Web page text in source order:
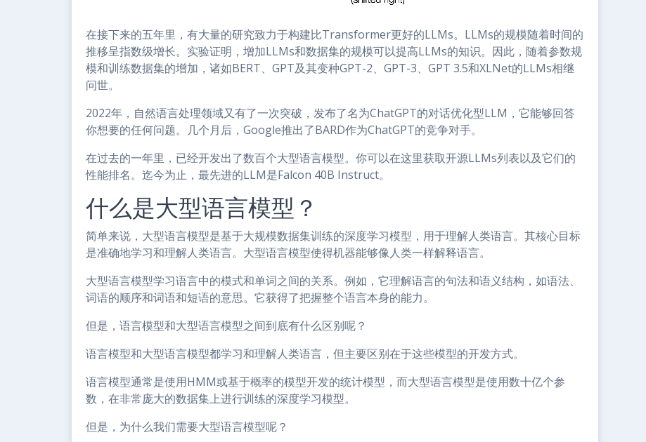
在接下来的五年里，有大量的研究致力于构建比Transformer更好的LLMs。LLMs的规模随着时间的
推移呈指数级增长。实验证明，增加LLMs和数据集的规模可以提高LLMs的知识。因此，随着参数规
模和训练数据集的增加，诸如BERT、GPT及其变种GPT-2、GPT-3、GPT 3.5和XLNet的LLMs相继
问世。
2022年，自然语言处理领域又有了一次突破，发布了名为ChatGPT的对话优化型LLM，它能够回答
你想要的任何问题。几个月后，Google推出了BARD作为ChatGPT的竞争对手。
在过去的一年里，已经开发出了数百个大型语言模型。你可以在这里获取开源LLMs列表以及它们的
性能排名。迄今为止，最先进的LLM是Falcon 40B Instruct。
什么是大型语言模型？
简单来说，大型语言模型是基于大规模数据集训练的深度学习模型，用于理解人类语言。其核心目标
是准确地学习和理解人类语言。大型语言模型使得机器能够像人类一样解释语言。
大型语言模型学习语言中的模式和单词之间的关系。例如，它理解语言的句法和语义结构，如语法、
词语的顺序和词语和短语的意思。它获得了把握整个语言本身的能力。
但是，语言模型和大型语言模型之间到底有什么区别呢？
语言模型和大型语言模型都学习和理解人类语言，但主要区别在于这些模型的开发方式。
语言模型通常是使用HMM或基于概率的模型开发的统计模型，而大型语言模型是使用数十亿个参
数，在非常庞大的数据集上进行训练的深度学习模型。
但是，为什么我们需要大型语言模型呢？